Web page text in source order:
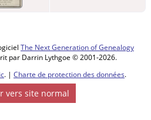
Marie Joseph
Jeudi 07 oct
1852 - Merville,
59660, Nord,
The Next Generation of Genealogy
par Darrin Lythgoe © 2001-2026.
. | Charte de protection des données.
vers site normal